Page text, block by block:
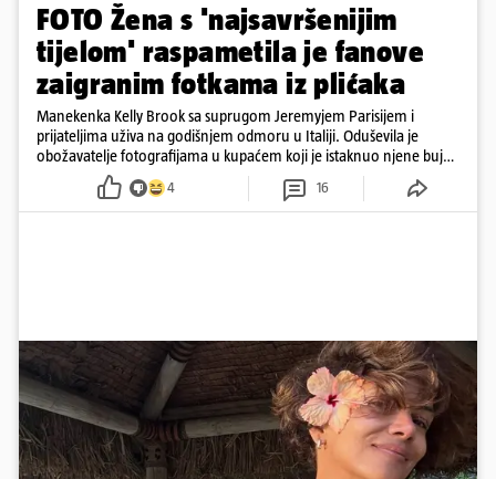
FOTO Žena s 'najsavršenijim
tijelom' raspametila je fanove
zaigranim fotkama iz plićaka
Manekenka Kelly Brook sa suprugom Jeremyjem Parisijem i
prijateljima uživa na godišnjem odmoru u Italiji. Oduševila je
obožavatelje fotografijama u kupaćem koji je istaknuo njene bujne
4 16